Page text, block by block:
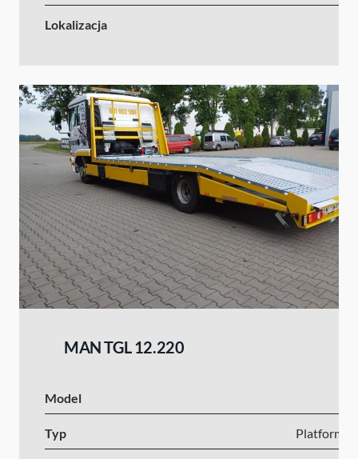
Lokalizacja
MAN TGL 12.220
Model
Typ Platforma